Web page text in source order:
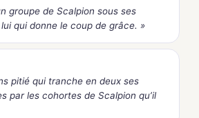
groupe de Scalpion sous ses
qui donne le coup de grâce. »
pitié qui tranche en deux ses
par les cohortes de Scalpion qu’il